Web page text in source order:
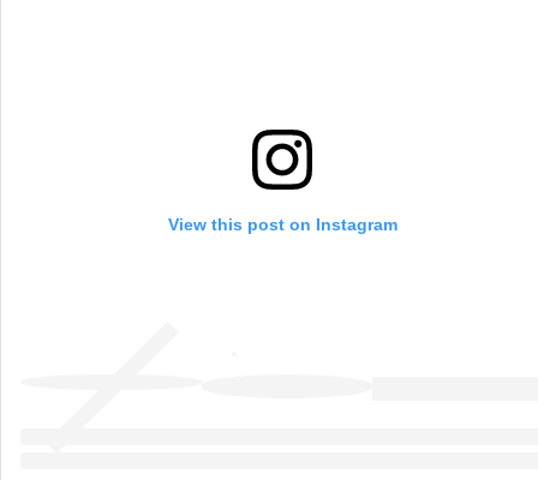
View this post on Instagram